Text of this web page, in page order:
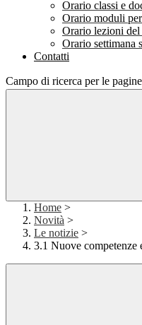
Orario classi e
Orario moduli
Orario lezioni del
Orario settimana
Contatti
Campo di ricerca per le
Home >
Novità >
Le notizie >
3.1 Nuove